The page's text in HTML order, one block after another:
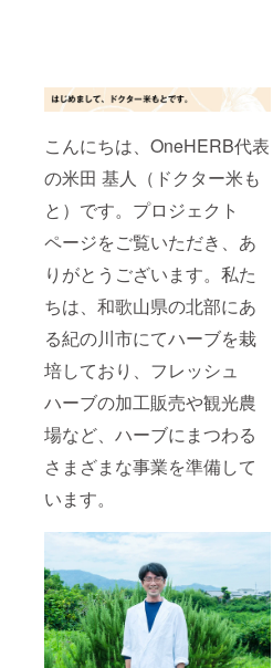
こんにちは、OneHERB代表
の米田 基人（ドクター米も
と）です。プロジェクト
ページをご覧いただき、あ
りがとうございます。私た
ちは、和歌山県の北部にあ
る紀の川市にてハーブを栽
培しており、フレッシュ
ハーブの加工販売や観光農
場など、ハーブにまつわる
さまざまな事業を準備して
います。